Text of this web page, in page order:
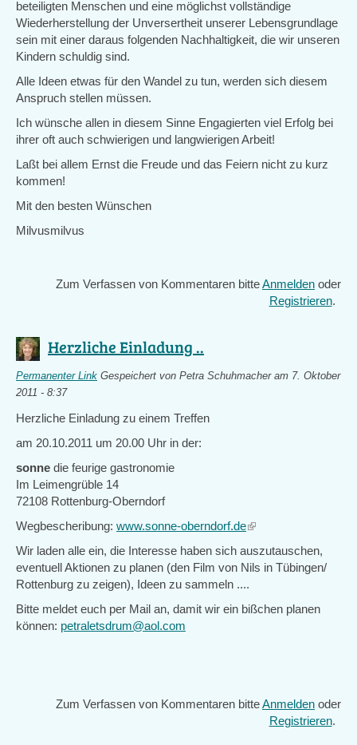
beteiligten Menschen und eine möglichst vollständige
Wiederherstellung der Unversertheit unserer Lebensgrundlage
sein mit einer daraus folgenden Nachhaltigkeit, die wir unseren
Kindern schuldig sind.
Alle Ideen etwas für den Wandel zu tun, werden sich diesem
Anspruch stellen müssen.
Ich wünsche allen in diesem Sinne Engagierten viel Erfolg bei
ihrer oft auch schwierigen und langwierigen Arbeit!
Laßt bei allem Ernst die Freude und das Feiern nicht zu kurz
kommen!
Mit den besten Wünschen
Milvusmilvus
Zum Verfassen von Kommentaren bitteAnmelden oder
Registrieren.
Herzliche Einladung ..
Permanenter Link Gespeichert von Petra Schuhmacheram 7. Oktober
2011 - 8:37
Herzliche Einladung zu einem Treffen
am 20.10.2011 um 20.00 Uhr in der:
sonne die feurige gastronomie
Im Leimengrüble 14
72108 Rottenburg-Oberndorf
Wegbescheribung: www.sonne-oberndorf.de(link
external)
Wir laden alle ein, die Interesse haben sich auszutauschen,
eventuell Aktionen zu planen (den Film von Nils in Tübingen/
Rottenburg zu zeigen), Ideen zu sammeln ....
Bitte meldet euch per Mail an, damit wir ein bißchen planen
können: petraletsdrum@aol.com
Zum Verfassen von Kommentaren bitteAnmelden oder
Registrieren.